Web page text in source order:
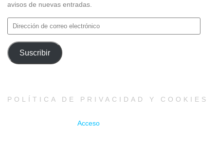
avisos de nuevas entradas.
Dirección
de
correo
electrónico
Suscribir
POLÍTICA DE PRIVACIDAD Y COOKIES
Acceso